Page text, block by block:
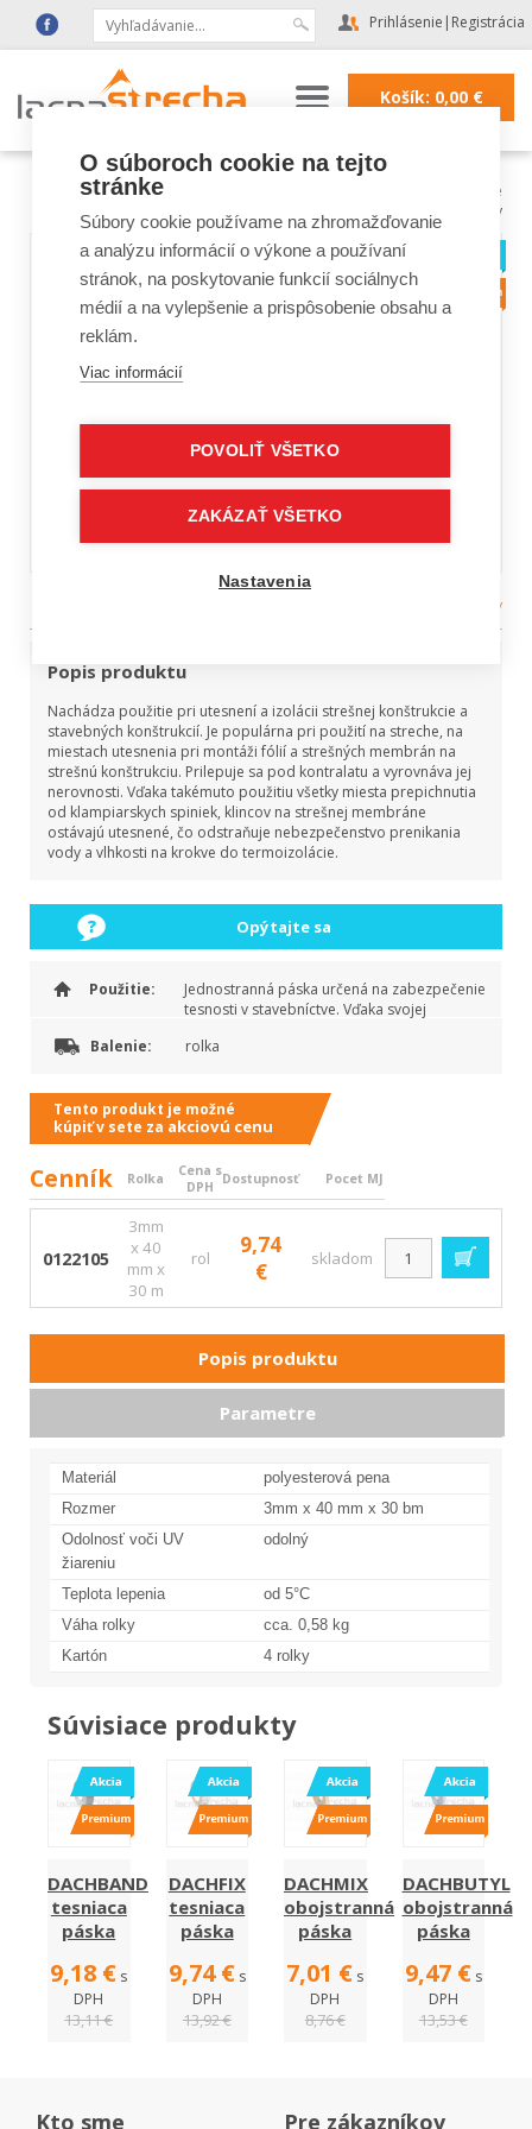
Prihlásenie | Registrácia
Košík: 0,00€
Lacná strecha
tesniace
pásky
DACHPUR tesniaca páskatesniace pásky
Popis produktu
Nachádza použitie pri utesnení a izolácii strešnej konštrukcie a
stavebných konštrukcií. Je populárna pri použití na streche, na
miestach utesnenia pri montáži fólií a strešných membrán na
strešnú konštrukciu. Prilepuje sa pod kontralatu a vyrovnáva jej
nerovnosti. Vďaka takémuto použitiu všetky miesta prepichnutia
od klampiarskych spiniek, klincov na strešnej membráne
ostávajú utesnené, čo odstraňuje nebezpečenstvo prenikania
vody a vlhkosti na krokve do termoizolácie.
Opýtajte sa
Použitie:
Jednostranná páska určená na zabezpečenie
tesnosti v stavebníctve. Vďaka svojej
kt
Balenie: rolka
Tento produkt je možné
kúpiť v sete za akciovú cenu
Cenník Rolka
Cena s
DPH
Dostupnosť Pocet MJ
0122105
3mm
x 40
mm x
30 m
rol
9,74
€
skladom
Popis produktu
Parametre
Materiál
polyesterová pena
Rozmer
3mm x 40 mm x 30 bm
Odolnosť voči UV
žiareniu
odolný
Teplota lepenia
od 5°C
Váha rolky
cca. 0,58 kg
Kartón
4 rolky
Súvisiace produkty
DACHBAND
tesniaca
páska
9,18 € s
DPH
13,11 €
DACHFIX
tesniaca
páska
9,74 € s
DPH
13,92 €
DACHMIX
obojstranná
páska
7,01 € s
DPH
8,76 €
DACHBUTYL
obojstranná
páska
9,47 € s
DPH
13,53 €
Kto sme Pre zákazníkov
O súboroch cookie na tejto
stránke
Súbory cookie používame na zhromažďovanie
a analýzu informácií o výkone a používaní
stránok, na poskytovanie funkcií sociálnych
médií a na vylepšenie a prispôsobenie obsahu a
reklám.
Viac informácií
POVOLIŤ VŠETKO
ZAKÁZAŤ VŠETKO
Nastavenia